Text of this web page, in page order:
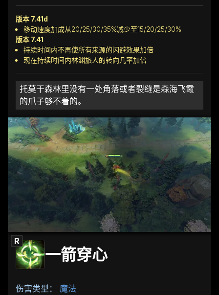
版本 7.41d
移动速度加成从20/25/30/35%减少至15/20/25/30%
版本 7.41
持续时间内不再使所有来源的闪避效果加倍
现在持续时间内林渊旅人的转向几率加倍
托莫干森林里没有一处角落或者裂缝是森海飞霞
的爪子够不着的。
R
一箭穿心
伤害类型： 魔法